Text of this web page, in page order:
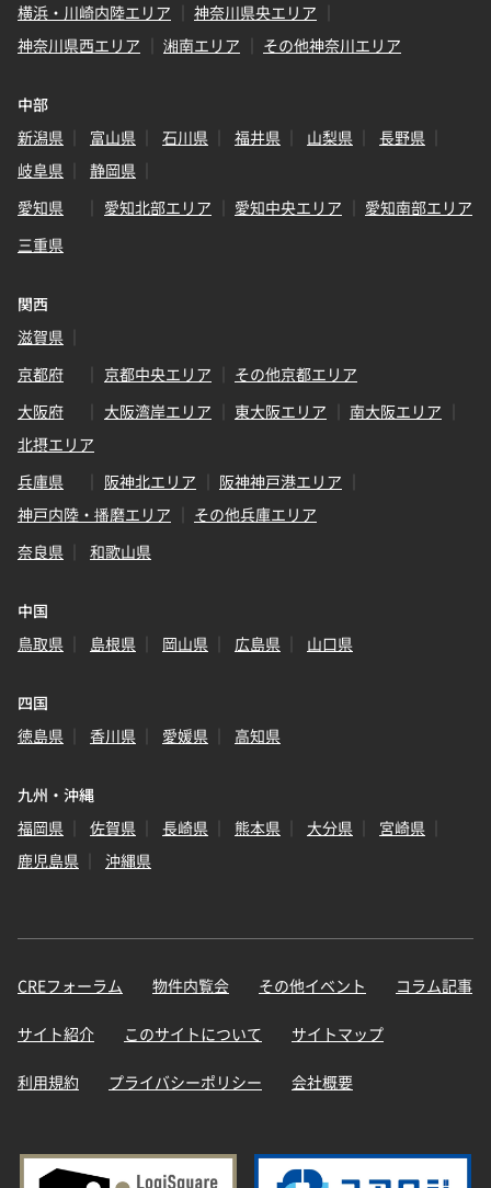
横浜・川崎内陸エリア
神奈川県央エリア
神奈川県西エリア
湘南エリア その他神奈川エリア
中部
新潟県
富山県 石川県 福井県 山梨県
長野県
岐阜県
静岡県
愛知県
愛知北部エリア 愛知中央エリア
愛知南部エリア
三重県
関西
滋賀県
京都府
京都中央エリア
その他京都エリア
大阪府
大阪湾岸エリア 東大阪エリア
南大阪エリア
北摂エリア
兵庫県
阪神北エリア
阪神神戸港エリア
神戸内陸・播磨エリア
その他兵庫エリア
奈良県
和歌山県
中国
鳥取県
島根県 岡山県 広島県 山口県
四国
徳島県
香川県 愛媛県 高知県
九州・沖縄
福岡県
佐賀県 長崎県 熊本県 大分県
宮崎県
鹿児島県
沖縄県
CREフォーラム 物件内覧会 その他イベント コラム記事
サイト紹介 このサイトについて サイトマップ
利用規約 プライバシーポリシー 会社概要